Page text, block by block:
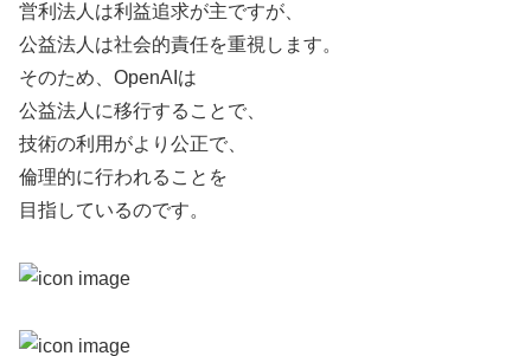
営利法人は利益追求が主ですが、
公益法人は社会的責任を重視します。
そのため、OpenAIは
公益法人に移行することで、
技術の利用がより公正で、
倫理的に行われることを
目指しているのです。